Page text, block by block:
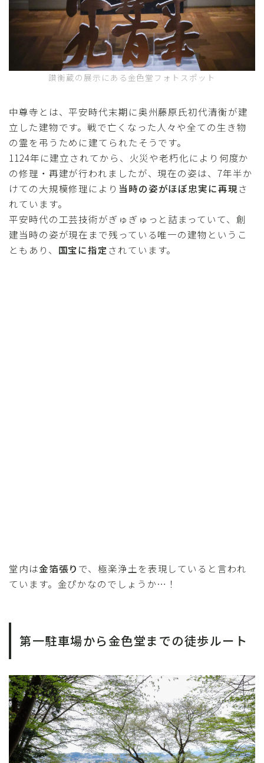
讃衡蔵の展示にある金色堂フォトスポット
中尊寺とは、平安時代末期に奥州藤原氏初代清衡が建
立した建物です。戦で亡くなった人々や全ての生き物
の霊を弔うために建てられたそうです。
1124年に建立されてから、火災や老朽化により何度か
の修理・再建が行われましたが、現在の姿は、7年半か
けての大規模修理により 当時の姿がほぼ忠実に再現さ
れています。
平安時代の工芸技術がぎゅぎゅっと詰まっていて、創
建当時の姿が現在まで残っている唯一の建物というこ
ともあり、 国宝に指定 されています。
堂内は金箔張り で、極楽浄土を表現していると言われ
ています。金ぴかなのでしょうか…！
第一駐車場から金色堂までの徒歩ルート